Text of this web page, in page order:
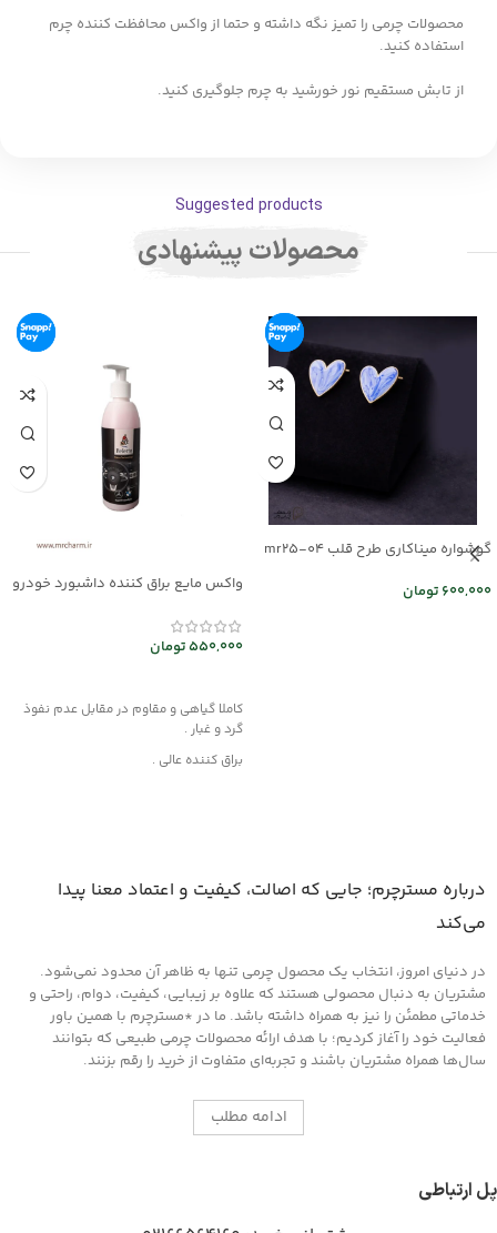
محصولات چرمی را تمیز نگه داشته و حتما از واکس محافظت کننده چرم
استفاده کنید.
از تابش مستقیم نور خورشید به چرم جلوگیری کنید.
Suggested products
محصولات پیشنهادی
گوشواره میناکاری طرح قلب mr25-04
600,000 تومان
واکس مایع براق کننده داشبورد خودرو
550,000تومان
کاملا گیاهی و مقاوم در مقابل عدم نفوذ
گرد و غبار .
براق کننده عالی .
روش مصرف :
تا خشک شود ، سپس با دستمالی تمیز یا پد
های مخصوص که در همین بخش اکسسوری
موجود است سطح را جلادهید .
درباره مسترچرم؛ جایی که اصالت، کیفیت و اعتماد معنا پیدا
می‌کند
در دنیای امروز، انتخاب یک محصول چرمی تنها به ظاهر آن محدود نمی‌شود.
مشتریان به دنبال محصولی هستند که علاوه بر زیبایی، کیفیت، دوام، راحتی و
خدماتی مطمئن را نیز به همراه داشته باشد. ما در *مسترچرم با همین باور
فعالیت خود را آغاز کردیم؛ با هدف ارائه محصولات چرمی طبیعی که بتوانند
سال‌ها همراه مشتریان باشند و تجربه‌ای متفاوت از خرید را رقم بزنند.
ادامه مطلب
پل ارتباطی